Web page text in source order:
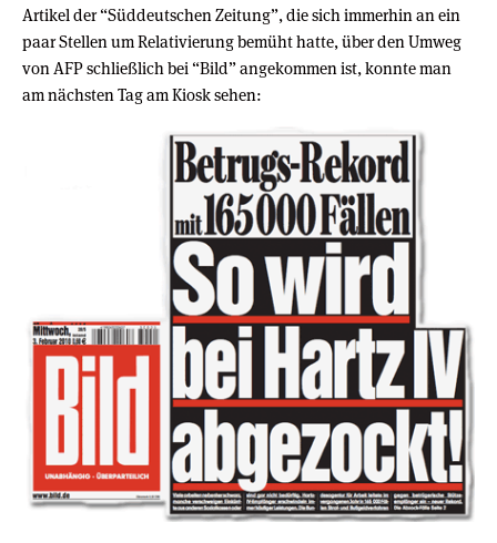
Artikel der “Süddeutschen Zeitung”, die sich immerhin an ein
paar Stellen um Relativierung bemüht hatte, über den Umweg
von AFP schließlich bei “Bild” angekommen ist, konnte man
am nächsten Tag am Kiosk sehen: